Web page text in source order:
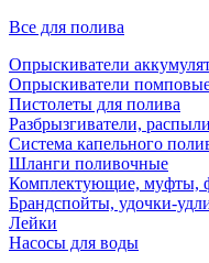
Все для полива
Опрыскиватели
Опрыскиватели
Пистолеты для полива
Разбрызгиватели,
Система капельного
Шланги поливочные
Комплектующие, муфты,
Брандспойты, удочки-
Лейки
Насосы для воды